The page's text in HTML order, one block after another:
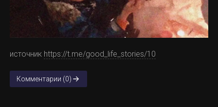
источник https://t.me/good_life_stories/10
Комментарии (0)